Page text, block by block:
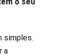
simples.
a